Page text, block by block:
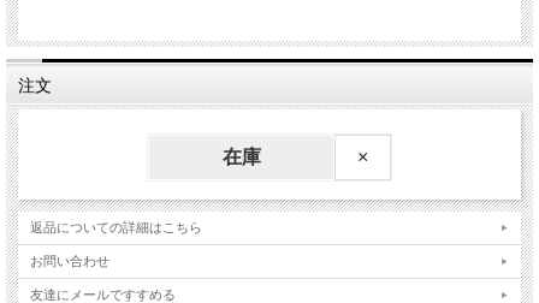
費電力：4.5W ●周波数：50/60Hz
※必ず交流電源100V(50Hz/60Hz)でご使用くだ
NIR850型（認知・学力・部分
痩身）／電球型対応
注文
在庫 ×
返品についての詳細はこちら
お問い合わせ
友達にメールですすめる